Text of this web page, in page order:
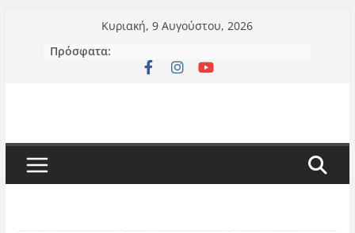
περιεχόμενο
Κυριακή, 9 Αυγούστου, 2026
Πρόσφατα: